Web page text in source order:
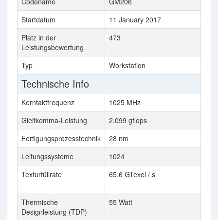
Startdatum
11 January 2017
Platz in der
Leistungsbewertung
473
Typ Workstation
Technische Info
Kerntaktfrequenz 1025 MHz
Gleitkomma-Leistung
2,099 gflops
Fertigungsprozesstechnik
28 nm
Leitungssysteme
1024
Texturfüllrate
65.6 GTexel / s
Thermische
Designleistung (TDP)
55 Watt